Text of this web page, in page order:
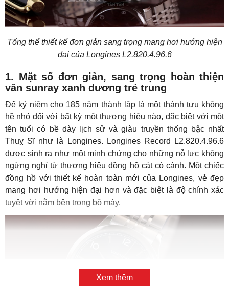
Tổng thể thiết kế đơn giản sang trọng mang hơi hướng hiện
đại của Longines L2.820.4.96.6
1. Mặt số đơn giản, sang trọng hoàn thiện
vân sunray xanh dương trẻ trung
Để kỷ niệm cho 185 năm thành lập là một thành tựu không
hề nhỏ đối với bất kỳ một thương hiệu nào, đặc biệt với một
tên tuổi có bề dày lịch sử và giàu truyền thống bậc nhất
Thuỵ Sĩ như là Longines. Longines Record L2.820.4.96.6
được sinh ra như một minh chứng cho những nỗ lực không
ngừng nghỉ từ thương hiệu đồng hồ cát có cánh. Một chiếc
đồng hồ với thiết kế hoàn toàn mới của Longines, vẻ đẹp
mang hơi hướng hiện đại hơn và đặc biệt là độ chính xác
tuyệt vời nằm bên trong bộ máy.
Xem thêm